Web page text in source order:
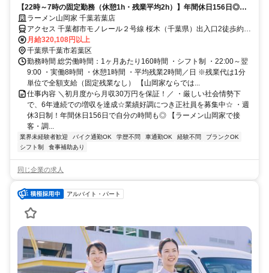
【22時～7時の固定勤務（休憩1h・残業平均2h）】年間休日156日◎初
月から月収32万円！
ラーメン山岡家 千葉若葉店
アクセス 千葉都市モノレール２号線 桜木（千葉県）出入口2徒歩約
13分、千葉都市モノレール２号線 小倉台出入口1徒歩約18分、ＪＲ総
武本線 都賀東口徒歩約22分
月給320,108円以上
千葉県千葉市若葉区
勤務時間 総労働時間：1ヶ月あたり160時間 ・シフト制 ・22:00～翌
9:00 ・実働8時間 ・休憩1時間 ・平均残業2時間／日 ※残業代は1分
単位で全額支給（固定残業なし） 【山岡家ならでは...
仕事内容 ＼初月度から月収30万円を保証！／ ・厳しい社会情勢下
で、6年連続での増収を達成☆業績好調につき正社員を募集中☆ ・週
休3日制！年間休日156日で自分の時間も◎ 【ラーメン山岡家で接
客・調...
業界未経験者歓迎 バイク通勤OK 学歴不問 車通勤OK 経験不問
ブランクOK
シフト制
食事補助あり
同じ企業の求人
アルバイト・パート